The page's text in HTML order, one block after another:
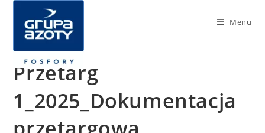
Menu
Przetarg
1_2025_Dokumentacja